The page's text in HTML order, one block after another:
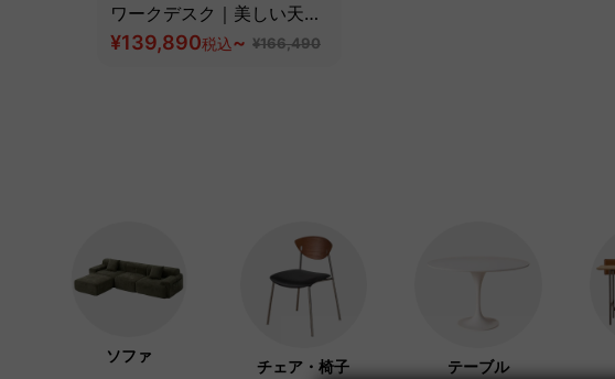
ワークデスク｜美しい天然
木を使用した便利な収納付
¥139,890税込~ ¥166,490
ソファ
チェア・椅子 テーブル